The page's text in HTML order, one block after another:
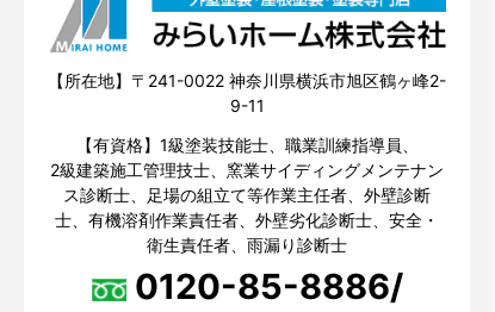
【所在地】〒241-0022 神奈川県横浜市旭区鶴ヶ峰2-
9-11
【有資格】1級塗装技能士、職業訓練指導員、
2級建築施工管理技士、窯業サイディングメンテナン
ス診断士、足場の組立て等作業主任者、外壁診断
士、有機溶剤作業責任者、外壁劣化診断士、安全・
衛生責任者、雨漏り診断士
0120-85-8886/